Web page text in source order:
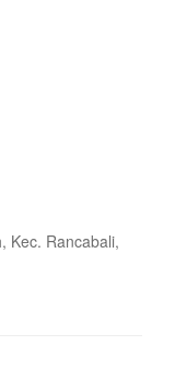
Kec. Rancabali,